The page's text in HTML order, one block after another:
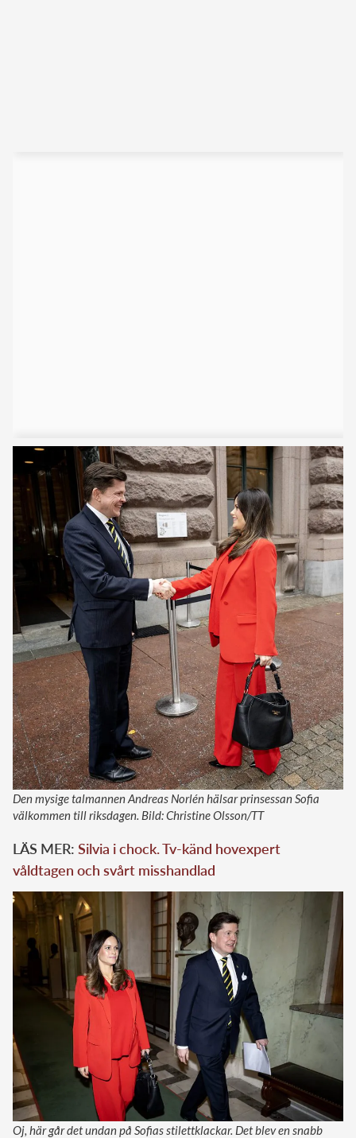
Den mysige talmannen Andreas Norlén hälsar prinsessan Sofia
välkommen till riksdagen. Bild: Christine Olsson/TT
LÄS MER: Silvia i chock. Tv-känd hovexpert
våldtagen och svårt misshandlad
Oj, här går det undan på Sofias stilettklackar. Det blev en snabb